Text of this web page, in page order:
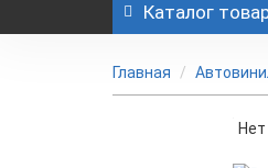
Каталог
Главная